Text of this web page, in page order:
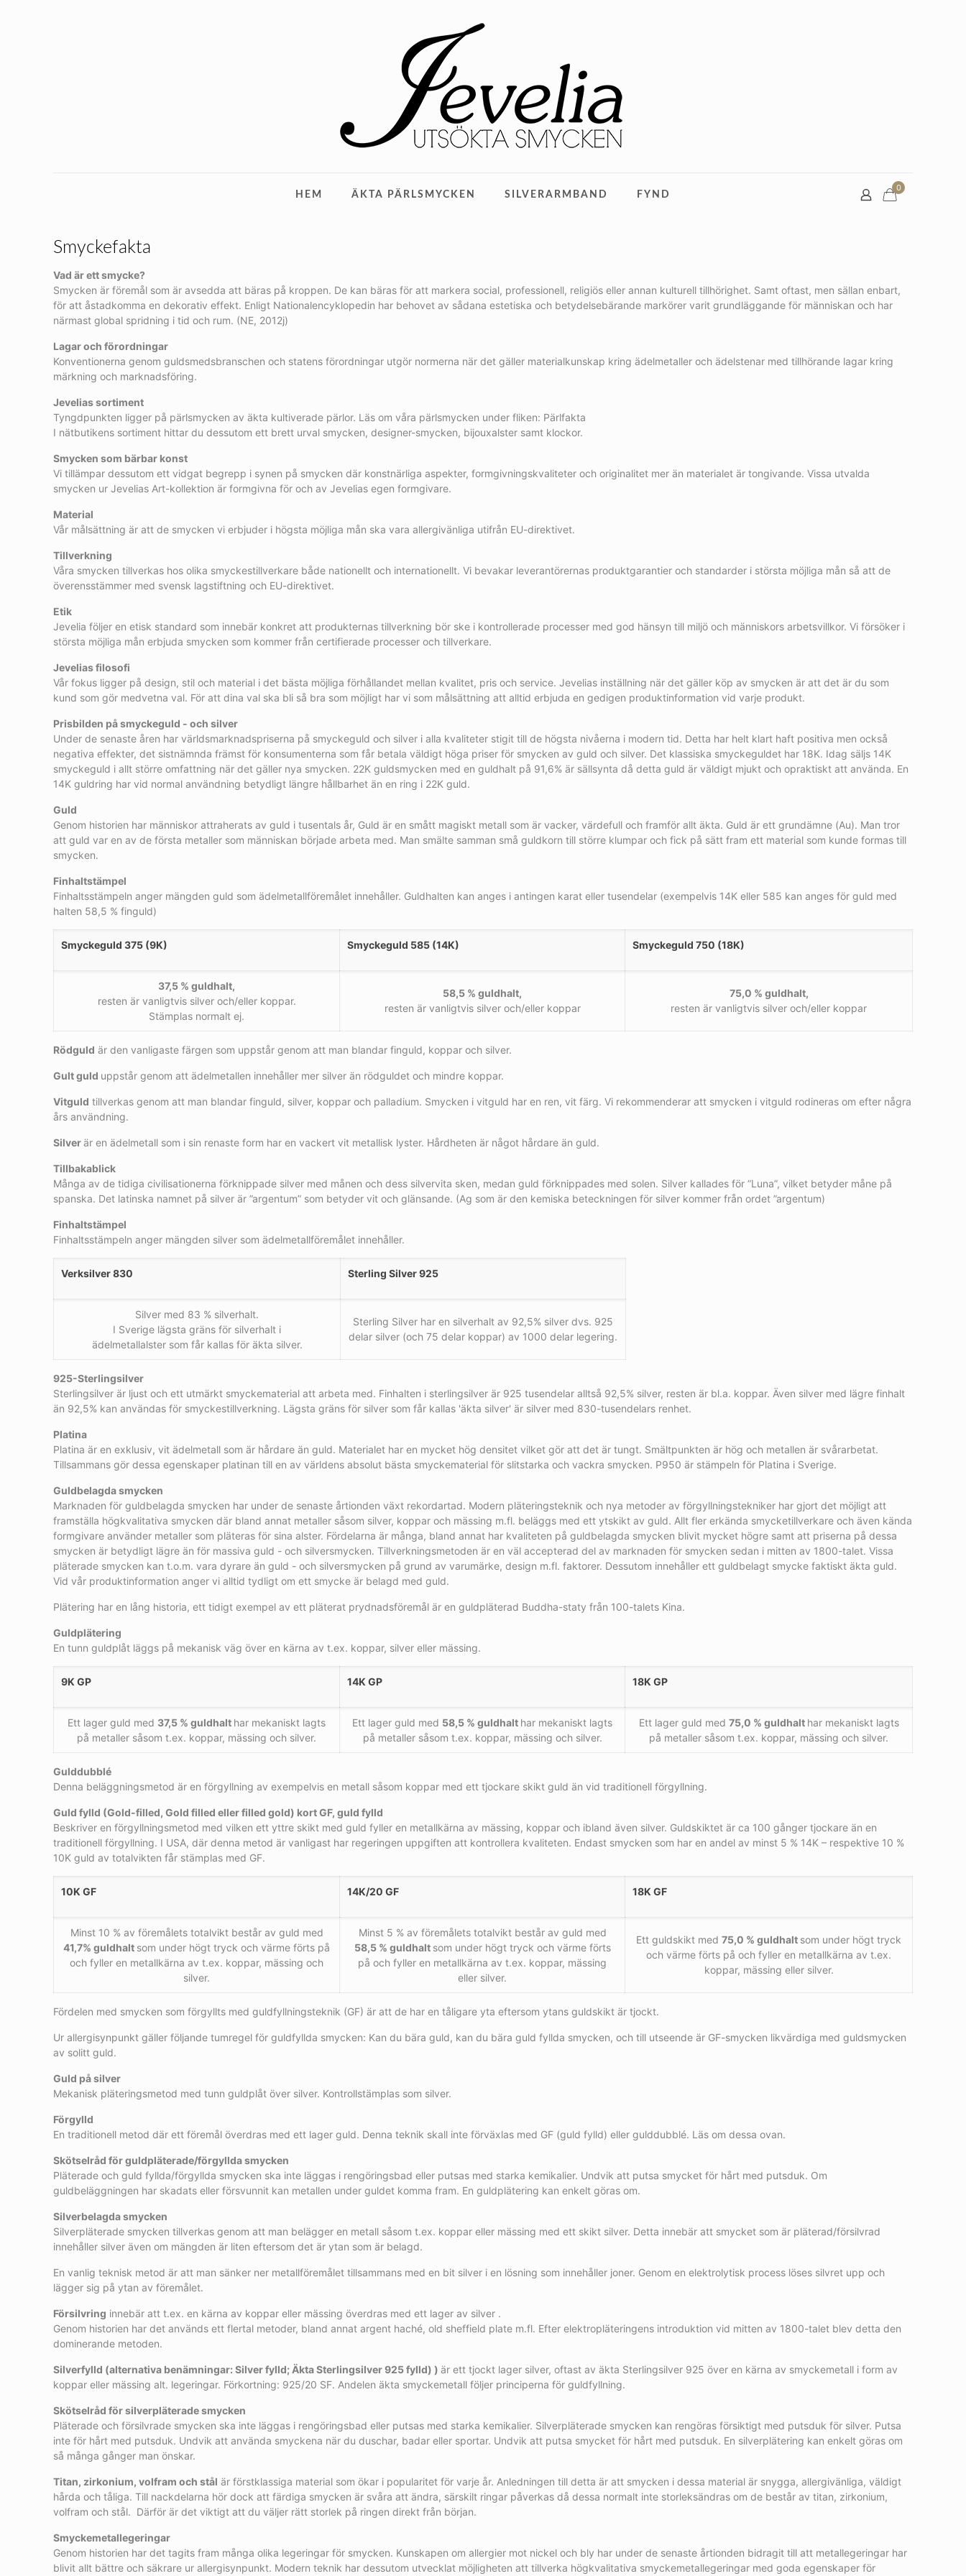
HEM ÄKTA PÄRLSMYCKEN SILVERARMBAND FYND
0
Smyckefakta
Vad är ett smycke?
Smycken är föremål som är avsedda att bäras på kroppen. De kan bäras för att markera social, professionell, religiös eller annan kulturell tillhörighet. Samt oftast, men sällan enbart,
för att åstadkomma en dekorativ effekt. Enligt Nationalencyklopedin har behovet av sådana estetiska och betydelsebärande markörer varit grundläggande för människan och har
närmast global spridning i tid och rum. (NE, 2012j)
Lagar och förordningar
Konventionerna genom guldsmedsbranschen och statens förordningar utgör normerna när det gäller materialkunskap kring ädelmetaller och ädelstenar med tillhörande lagar kring
märkning och marknadsföring.
Jevelias sortiment
Tyngdpunkten ligger på pärlsmycken av äkta kultiverade pärlor. Läs om våra pärlsmycken under fliken: Pärlfakta
I nätbutikens sortiment hittar du dessutom ett brett urval smycken, designer-smycken, bijouxalster samt klockor.
Smycken som bärbar konst
Vi tillämpar dessutom ett vidgat begrepp i synen på smycken där konstnärliga aspekter, formgivningskvaliteter och originalitet mer än materialet är tongivande. Vissa utvalda
smycken ur Jevelias Art-kollektion är formgivna för och av Jevelias egen formgivare.
Material
Vår målsättning är att de smycken vi erbjuder i högsta möjliga mån ska vara allergivänliga utifrån EU-direktivet.
Tillverkning
Våra smycken tillverkas hos olika smyckestillverkare både nationellt och internationellt. Vi bevakar leverantörernas produktgarantier och standarder i största möjliga mån så att de
överensstämmer med svensk lagstiftning och EU-direktivet.
Etik
Jevelia följer en etisk standard som innebär konkret att produkternas tillverkning bör ske i kontrollerade processer med god hänsyn till miljö och människors arbetsvillkor. Vi försöker i
största möjliga mån erbjuda smycken som kommer från certifierade processer och tillverkare.
Jevelias filosofi
Vår fokus ligger på design, stil och material i det bästa möjliga förhållandet mellan kvalitet, pris och service. Jevelias inställning när det gäller köp av smycken är att det är du som
kund som gör medvetna val. För att dina val ska bli så bra som möjligt har vi som målsättning att alltid erbjuda en gedigen produktinformation vid varje produkt.
Prisbilden på smyckeguld - och silver
Under de senaste åren har världsmarknadspriserna på smyckeguld och silver i alla kvaliteter stigit till de högsta nivåerna i modern tid. Detta har helt klart haft positiva men också
negativa effekter, det sistnämnda främst för konsumenterna som får betala väldigt höga priser för smycken av guld och silver. Det klassiska smyckeguldet har 18K. Idag säljs 14K
smyckeguld i allt större omfattning när det gäller nya smycken. 22K guldsmycken med en guldhalt på 91,6% är sällsynta då detta guld är väldigt mjukt och opraktiskt att använda. En
14K guldring har vid normal användning betydligt längre hållbarhet än en ring i 22K guld.
Guld
Genom historien har människor attraherats av guld i tusentals år, Guld är en smått magiskt metall som är vacker, värdefull och framför allt äkta. Guld är ett grundämne (Au). Man tror
att guld var en av de första metaller som människan började arbeta med. Man smälte samman små guldkorn till större klumpar och fick på sätt fram ett material som kunde formas till
smycken.
Finhaltstämpel
Finhaltsstämpeln anger mängden guld som ädelmetallföremålet innehåller. Guldhalten kan anges i antingen karat eller tusendelar (exempelvis 14K eller 585 kan anges för guld med
halten 58,5 % finguld)
Smyckeguld 375 (9K) Smyckeguld 585 (14K) Smyckeguld 750 (18K)
37,5 % guldhalt,
resten är vanligtvis silver och/eller koppar.
Stämplas normalt ej.
58,5 % guldhalt,
resten är vanligtvis silver och/eller koppar
75,0 % guldhalt,
resten är vanligtvis silver och/eller koppar
Rödguld är den vanligaste färgen som uppstår genom att man blandar finguld, koppar och silver.
Gult guld uppstår genom att ädelmetallen innehåller mer silver än rödguldet och mindre koppar.
Vitguld tillverkas genom att man blandar finguld, silver, koppar och palladium. Smycken i vitguld har en ren, vit färg. Vi rekommenderar att smycken i vitguld rodineras om efter några
års användning.
Silverär en ädelmetall som i sin renaste form har en vackert vit metallisk lyster. Hårdheten är något hårdare än guld.
Tillbakablick
Många av de tidiga civilisationerna förknippade silver med månen och dess silvervita sken, medan guld förknippades med solen. Silver kallades för ”Luna”, vilket betyder måne på
spanska. Det latinska namnet på silver är ”argentum” som betyder vit och glänsande. (Ag som är den kemiska beteckningen för silver kommer från ordet ”argentum)
Finhaltstämpel
Finhaltsstämpeln anger mängden silver som ädelmetallföremålet innehåller.
Verksilver 830 Sterling Silver 925
Silver med 83 % silverhalt.
I Sverige lägsta gräns för silverhalt i
ädelmetallalster som får kallas för äkta silver.
Sterling Silver har en silverhalt av 92,5% silver dvs. 925
delar silver (och 75 delar koppar) av 1000 delar legering.
925-Sterlingsilver
Sterlingsilver är ljust och ett utmärkt smyckematerial att arbeta med. Finhalten i sterlingsilver är 925 tusendelar alltså 92,5% silver, resten är bl.a. koppar. Även silver med lägre finhalt
än 92,5% kan användas för smyckestillverkning. Lägsta gräns för silver som får kallas 'äkta silver' är silver med 830-tusendelars renhet.
Platina
Platina är en exklusiv, vit ädelmetall som är hårdare än guld. Materialet har en mycket hög densitet vilket gör att det är tungt. Smältpunkten är hög och metallen är svårarbetat.
Tillsammans gör dessa egenskaper platinan till en av världens absolut bästa smyckematerial för slitstarka och vackra smycken. P950 är stämpeln för Platina i Sverige.
Guldbelagda smycken
Marknaden för guldbelagda smycken har under de senaste årtionden växt rekordartad. Modern pläteringsteknik och nya metoder av förgyllningstekniker har gjort det möjligt att
framställa högkvalitativa smycken där bland annat metaller såsom silver, koppar och mässing m.fl. beläggs med ett ytskikt av guld. Allt fler erkända smycketillverkare och även kända
formgivare använder metaller som pläteras för sina alster. Fördelarna är många, bland annat har kvaliteten på guldbelagda smycken blivit mycket högre samt att priserna på dessa
smycken är betydligt lägre än för massiva guld - och silversmycken. Tillverkningsmetoden är en väl accepterad del av marknaden för smycken sedan i mitten av 1800-talet. Vissa
pläterade smycken kan t.o.m. vara dyrare än guld - och silversmycken på grund av varumärke, design m.fl. faktorer. Dessutom innehåller ett guldbelagt smycke faktiskt äkta guld.
Vid vår produktinformation anger vi alltid tydligt om ett smycke är belagd med guld.
Plätering har en lång historia, ett tidigt exempel av ett pläterat prydnadsföremål är en guldpläterad Buddha-staty från 100-talets Kina.
Guldplätering
En tunn guldplåt läggs på mekanisk väg över en kärna av t.ex. koppar, silver eller mässing.
9K GP 14K GP 18K GP
Ett lager guld med 37,5 % guldhalt har mekaniskt lagts
på metaller såsom t.ex. koppar, mässing och silver.
Ett lager guld med 58,5 % guldhalt har mekaniskt lagts
på metaller såsom t.ex. koppar, mässing och silver.
Ett lager guld med 75,0 % guldhalt har mekaniskt lagts
på metaller såsom t.ex. koppar, mässing och silver.
Gulddubblé
Denna beläggningsmetod är en förgyllning av exempelvis en metall såsom koppar med ett tjockare skikt guld än vid traditionell förgyllning.
Guld fylld (Gold-filled, Gold filled eller filled gold) kort GF, guld fylld
Beskriver en förgyllningsmetod med vilken ett yttre skikt med guld fyller en metallkärna av mässing, koppar och ibland även silver. Guldskiktet är ca 100 gånger tjockare än en
traditionell förgyllning. I USA, där denna metod är vanligast har regeringen uppgiften att kontrollera kvaliteten. Endast smycken som har en andel av minst 5 % 14K – respektive 10 %
10K guld av totalvikten får stämplas med GF.
10K GF 14K/20 GF 18K GF
Minst 10 % av föremålets totalvikt består av guld med
41,7% guldhalt som under högt tryck och värme förts på
och fyller en metallkärna av t.ex. koppar, mässing och
silver.
Minst 5 % av föremålets totalvikt består av guld med
58,5 % guldhalt som under högt tryck och värme förts
på och fyller en metallkärna av t.ex. koppar, mässing
eller silver.
Ett guldskikt med 75,0 % guldhalt som under högt tryck
och värme förts på och fyller en metallkärna av t.ex.
koppar, mässing eller silver.
Fördelen med smycken som förgyllts med guldfyllningsteknik (GF) är att de har en tåligare yta eftersom ytans guldskikt är tjockt.
Ur allergisynpunkt gäller följande tumregel för guldfyllda smycken: Kan du bära guld, kan du bära guld fyllda smycken, och till utseende är GF-smycken likvärdiga med guldsmycken
av solitt guld.
Guld på silver
Mekanisk pläteringsmetod med tunn guldplåt över silver. Kontrollstämplas som silver.
Förgylld
En traditionell metod där ett föremål överdras med ett lager guld. Denna teknik skall inte förväxlas med GF (guld fylld) eller gulddubblé. Läs om dessa ovan.
Skötselråd för guldpläterade/förgyllda smycken
Pläterade och guld fyllda/förgyllda smycken ska inte läggas i rengöringsbad eller putsas med starka kemikalier. Undvik att putsa smycket för hårt med putsduk. Om
guldbeläggningen har skadats eller försvunnit kan metallen under guldet komma fram. En guldplätering kan enkelt göras om.
Silverbelagda smycken
Silverpläterade smycken tillverkas genom att man belägger en metall såsom t.ex. koppar eller mässing med ett skikt silver. Detta innebär att smycket som är pläterad/försilvrad
innehåller silver även om mängden är liten eftersom det är ytan som är belagd.
En vanlig teknisk metod är att man sänker ner metallföremålet tillsammans med en bit silver i en lösning som innehåller joner. Genom en elektrolytisk process löses silvret upp och
lägger sig på ytan av föremålet.
Försilvring innebär att t.ex. en kärna av koppar eller mässing överdras med ett lager av silver .
Genom historien har det används ett flertal metoder, bland annat argent haché, old sheffield plate m.fl. Efter elektropläteringens introduktion vid mitten av 1800-talet blev detta den
dominerande metoden.
Silverfylld (alternativa benämningar: Silver fylld; Äkta Sterlingsilver 925 fylld) ) är ett tjockt lager silver, oftast av äkta Sterlingsilver 925 över en kärna av smyckemetall i form av
koppar eller mässing alt. legeringar. Förkortning: 925/20 SF. Andelen äkta smyckemetall följer principerna för guldfyllning.
Skötselråd för silverpläterade smycken
Pläterade och försilvrade smycken ska inte läggas i rengöringsbad eller putsas med starka kemikalier. Silverpläterade smycken kan rengöras försiktigt med putsduk för silver. Putsa
inte för hårt med putsduk. Undvik att använda smyckena när du duschar, badar eller sportar. Undvik att putsa smycket för hårt med putsduk. En silverplätering kan enkelt göras om
så många gånger man önskar.
Titan, zirkonium, volfram och stål är förstklassiga material som ökar i popularitet för varje år. Anledningen till detta är att smycken i dessa material är snygga, allergivänliga, väldigt
hårda och tåliga. Till nackdelarna hör dock att färdiga smycken är svåra att ändra, särskilt ringar påverkas då dessa normalt inte storleksändras om de består av titan, zirkonium,
volfram och stål. Därför är det viktigt att du väljer rätt storlek på ringen direkt från början.
Smyckemetallegeringar
Genom historien har det tagits fram många olika legeringar för smycken. Kunskapen om allergier mot nickel och bly har under de senaste årtionden bidragit till att metallegeringar har
blivit allt bättre och säkrare ur allergisynpunkt. Modern teknik har dessutom utvecklat möjligheten att tillverka högkvalitativa smyckemetallegeringar med goda egenskaper för